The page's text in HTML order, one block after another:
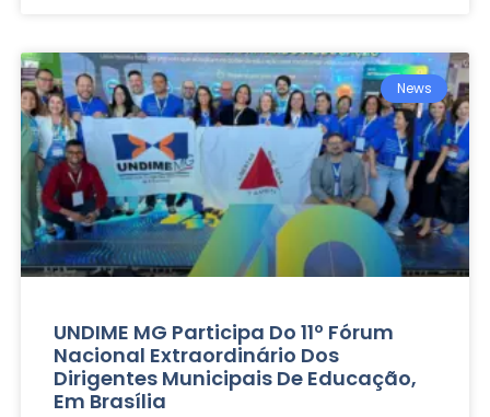
News
UNDIME MG Participa Do 11º Fórum
Nacional Extraordinário Dos
Dirigentes Municipais De Educação,
Em Brasília